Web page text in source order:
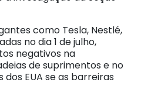
como Tesla, Nestlé,
no dia 1 de julho,
negativos na
de suprimentos e no
EUA se as barreiras